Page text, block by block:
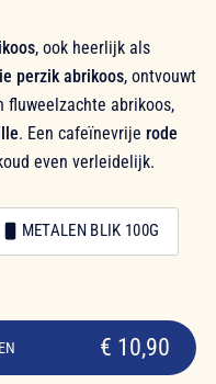
, ook heerlijk als
perzik abrikoos, ontvouwt
fluweelzachte abrikoos,
. Een cafeïnevrije rode
even verleidelijk.
METALEN BLIK 100G
€ 10,90